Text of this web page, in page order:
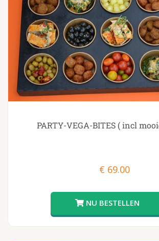
PARTY-VEGA-BITES ( incl
€ 69.00